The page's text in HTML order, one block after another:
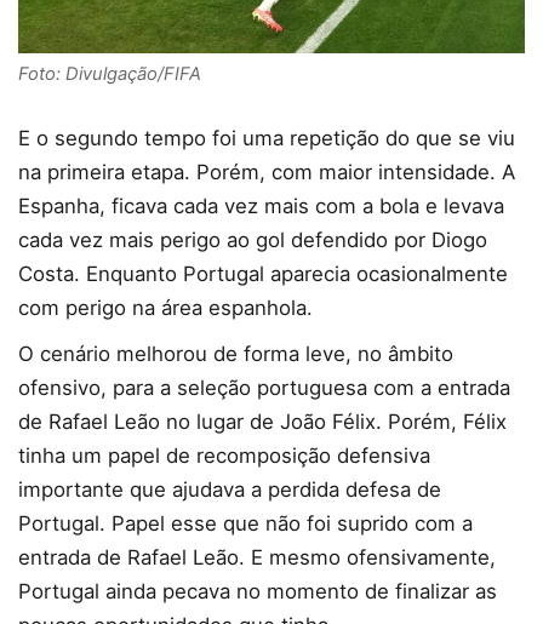
Foto: Divulgação/FIFA
E o segundo tempo foi uma repetição do que se viu
na primeira etapa. Porém, com maior intensidade. A
Espanha, ficava cada vez mais com a bola e levava
cada vez mais perigo ao gol defendido por Diogo
Costa. Enquanto Portugal aparecia ocasionalmente
com perigo na área espanhola.
O cenário melhorou de forma leve, no âmbito
ofensivo, para a seleção portuguesa com a entrada
de Rafael Leão no lugar de João Félix. Porém, Félix
tinha um papel de recomposição defensiva
importante que ajudava a perdida defesa de
Portugal. Papel esse que não foi suprido com a
entrada de Rafael Leão. E mesmo ofensivamente,
Portugal ainda pecava no momento de finalizar as